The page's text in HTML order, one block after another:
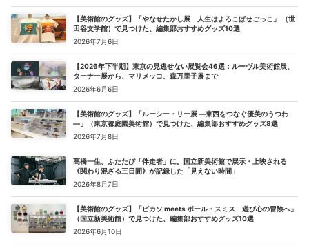
【美術館のグッズ】「やなせたかし展 人生はよろこばせごっこ」 （世
田谷文学館）で見つけた、編集部おすすめグッズ10選
2026年7月6日
【2026年下半期】東京の見逃せない展覧会46選：ルーヴル美術館展、
ターナー展から、マリメッコ、森万里子展まで
2026年6月6日
【美術館のグッズ】「ルーシー・リー展 ―東西をつなぐ優美のうつわ
―」（東京都庭園美術館）で見つけた、編集部おすすめグッズ8選
2026年7月8日
髙橋一生、ふたたび「伴走者」に。国立新美術館で展示・上映される
《関わり混ざる三日間》が記録した「見えない時間」
2026年8月7日
【美術館のグッズ】「ピカソ meets ポール・スミス 遊び心の冒険へ」
（国立新美術館）で見つけた、編集部おすすめグッズ10選
2026年6月10日